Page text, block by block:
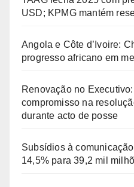
USD; KPMG mantém
Angola e Côte d’Ivoire:
progresso africano em
Renovação no
compromisso na
durante acto de posse
Subsídios à
14,5% para 39,2 mil